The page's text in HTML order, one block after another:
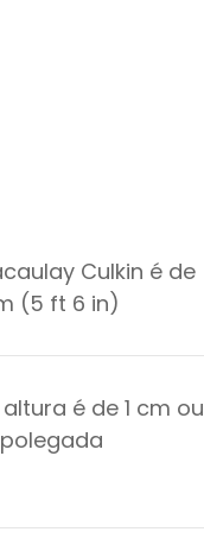
Culkin é de
(5 ft 6 in)
é de1 cm ou
polegada